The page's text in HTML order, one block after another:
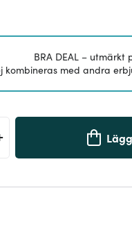
BRA DEAL – utmärkt
kombineras med andra